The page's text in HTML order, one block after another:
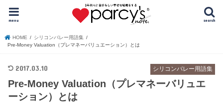
search
menu
HOME
シリコンバレー用語集
Pre-Money Valuation（プレマネーバリュエーション）とは
シリコンバレー用語集
2017.03.10
Pre-Money Valuation（プレマネーバリュエ
ーション）とは